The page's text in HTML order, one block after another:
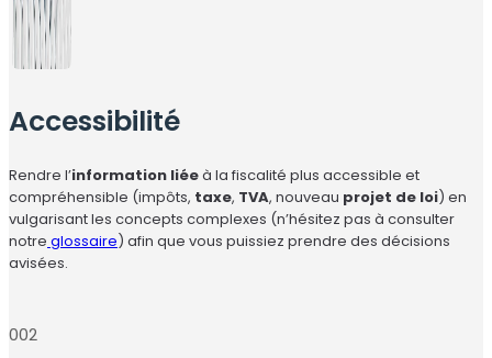
Accessibilité
Rendre l’information liéeà la fiscalité plus accessible et
compréhensible (impôts, taxe, TVA, nouveau projet de loi) en
vulgarisant les concepts complexes (n’hésitez pas à consulter
notre glossaire) afin que vous puissiez prendre des décisions
avisées.
002